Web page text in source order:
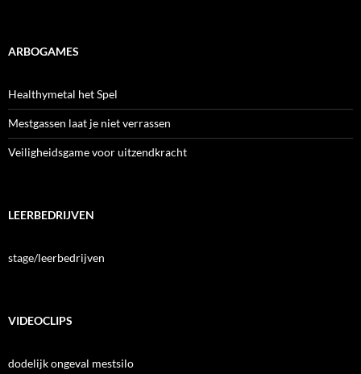
ARBOGAMES
Healthymetal het Spel
Mestgassen laat je niet verrassen
Veiligheidsgame voor uitzendkracht
LEERBEDRIJVEN
stage/leerbedrijven
VIDEOCLIPS
dodelijk ongeval mestsilo